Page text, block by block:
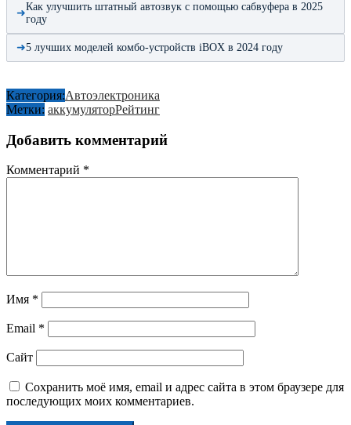
Как улучшить штатный автозвук с помощью сабвуфера в 2025
году
5 лучших моделей комбо-устройств iBOX в 2024 году
Категория:Автоэлектроника
Метки: аккумуляторРейтинг
Добавить комментарий
Комментарий *
Имя *
Email *
Сайт
Сохранить моё имя, email и адрес сайта в этом браузере для
последующих моих комментариев.